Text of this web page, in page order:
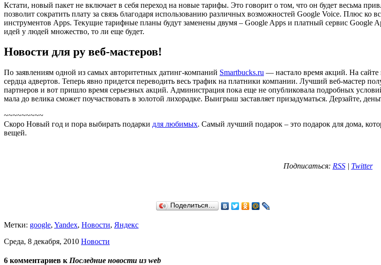
Кстати, новый пакет не включает в себя переход на новые тарифы. Это говорит о том, что он будет весьма
позволит сократить плату за связь благодаря использованию различных возможностей Google Voice. Плюс ко
инструментов Apps. Текущие тарифные планы будут заменены двумя – Google Apps и платный сервис Google
идей у людей множество, то ли еще будет.
Новости для ру веб-мастеров!
По заявлениям одной из самых авторитетных датинг-компаний Smartbucks.ru — настало время акций. На сайте
сердца адвертов. Теперь явно придется переводить весь трафик на платники компании. Лучший веб-мастер
партнеров и вот пришло время серьезных акций. Администрация пока еще не опубликовала подробных
мала до велика сможет поучаствовать в золотой лихорадке. Выигрыш заставляет призадуматься. Дерзайте,
~~~~~~~~~
Скоро Новый год и пора выбирать подарки для любимых. Самый лучший подарок – это подарок для дома,
вещей.
Подписаться: RSS| Twitter
Поделиться…
Метки: google, Yandex, Новости, Яндекс
Среда, 8 декабря, 2010 Новости
6 комментариев к Последние новости из web